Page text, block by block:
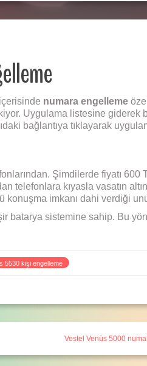
numara engelleme
Uygulama listesine giderek
bağlantıya tıklayarak
Şimdilerde fiyatı 600
telefonlara kıyasla vasatın
imkanı dahi verdiği
batarya sistemine sahip. Bu
5530 kişi engelleme
Vestel Venüs 5000